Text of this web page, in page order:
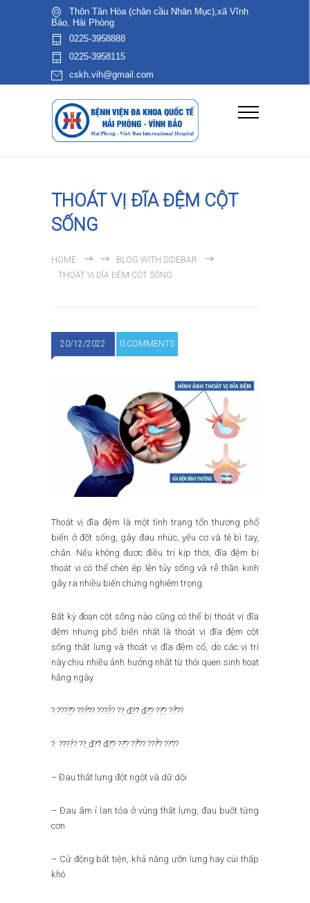
Thôn Tân Hòa (chân cầu Nhân Mục),xã Vĩnh
Bảo, Hải Phòng
0225-3958888
0225-3958115
cskh.vih@gmail.com
THOÁT VỊ ĐĨA ĐỆM CỘT
SỐNG
HOME
BLOG WITH SIDEBAR
THOÁT VỊ ĐĨA ĐỆM CỘT SỐNG
20/12/2022 0 COMMENTS
Thoát vị đĩa đệm là một tình trạng tổn thương phổ
biến ở đốt sống, gây đau nhức, yếu cơ và tê bì tay,
chân. Nếu không được điều trị kịp thời, đĩa đệm bị
thoát vị có thể chèn ép lên tủy sống và rễ thần kinh
gây ra nhiều biến chứng nghiêm trọng.
Bất kỳ đoạn cột sống nào cũng có thể bị thoát vị đĩa
đệm nhưng phổ biến nhất là thoát vị đĩa đệm cột
sống thắt lưng và thoát vị đĩa đệm cổ, do các vị trí
này chịu nhiều ảnh hưởng nhất từ thói quen sinh hoạt
hằng ngày.
?.????̣̂? ???̛́?? ????́? ??̣ đ?̃? đ?̣̂? ??̣̂? ??̂́??
?. ????́? ??̣ đ?̃? đ?̣̂? ??̣̂? ??̂́?? ???̆́? ??̛??
– Đau thắt lưng đột ngột và dữ dội
– Đau âm ỉ lan tỏa ở vùng thắt lưng, đau buốt từng
cơn
– Cử động bất tiện, khả năng ưỡn lưng hay cúi thấp
khó